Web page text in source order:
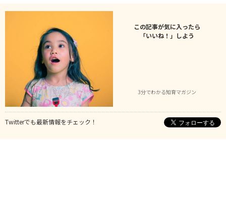
この記事が気に入ったら
「いいね！」しよう
3分でわかる知育マガジン
Twitterでも最新情報をチェック！